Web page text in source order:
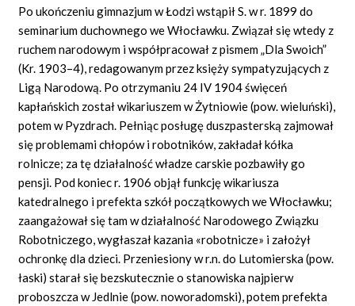
Po ukończeniu gimnazjum w Łodzi wstąpił S. w r. 1899 do
seminarium duchownego we Włocławku. Związał się wtedy z
ruchem narodowym i współpracował z pismem „Dla Swoich”
(Kr. 1903–4), redagowanym przez księży sympatyzujących z
Ligą Narodową. Po otrzymaniu 24 IV 1904 święceń
kapłańskich został wikariuszem w Żytniowie (pow. wieluński),
potem w Pyzdrach. Pełniąc posługę duszpasterską zajmował
się problemami chłopów i robotników, zakładał kółka
rolnicze; za tę działalność władze carskie pozbawiły go
pensji. Pod koniec r. 1906 objął funkcję wikariusza
katedralnego i prefekta szkół początkowych we Włocławku;
zaangażował się tam w działalność Narodowego Związku
Robotniczego, wygłaszał kazania «robotnicze» i założył
ochronkę dla dzieci. Przeniesiony w r.n. do Lutomierska (pow.
łaski) starał się bezskutecznie o stanowiska najpierw
proboszcza w Jedlnie (pow. noworadomski), potem prefekta